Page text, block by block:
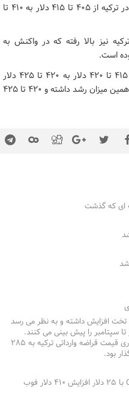
بدین ترتیب متوسط قیمت بیلت وارداتی در ترکیه از ۴۰۵ تا ۴۱۵ دلار به ۴۱۰ تا
نیز بالا رفته که در واکنش به
قیمت بیلت در بازار داخلی این کشور از ۴۱۵ تا ۴۲۰ دلار به ۴۲۰ تا ۴۲۵ دلار
رسیده و قیمت پیشنهادی صادراتی نیز به همین میزان رشد داشته و ۴۲۰ تا ۴۲۵
ای که گذشت
شد
افزایش داشته و به نظر می رسد
سپتامبر را پیش بینی می کنند.
افزایش قیمت سنگ آهن و افزایش ۲۹ دلاری قیمت قراضه وارداتی ترکیه به ۲۸۵
بود.
پیرو افزایش قیمت ورق، بهای اسلب CIS با ۲۵ دلار افزایش ۴۱۰ دلار فوب